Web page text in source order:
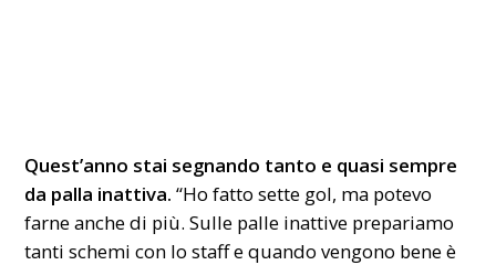
Quest’anno stai segnando tanto e quasi sempre
da palla inattiva.“Ho fatto sette gol, ma potevo
farne anche di più. Sulle palle inattive prepariamo
tanti schemi con lo staff e quando vengono bene è